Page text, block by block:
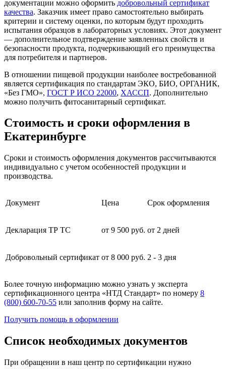
документации можно оформить добровольный сертификат
качества. Заказчик имеет право самостоятельно выбирать
критерии и систему оценки, по которым будут проходить
испытания образцов в лабораторных условиях. Этот документ
— дополнительное подтверждение заявленных свойств и
безопасности продукта, подчеркивающий его преимущества
для потребителя и партнеров.
В отношении пищевой продукции наиболее востребованной
является сертификация по стандартам ЭКО, БИО, ОРГАНИК,
«Без ГМО», ГОСТ Р ИСО 22000, ХАССП. Дополнительно
можно получить фитосанитарный сертификат.
Стоимость и сроки оформления в
Екатеринбурге
Сроки и стоимость оформления документов рассчитываются
индивидуально с учетом особенностей продукции и
производства.
Документ Цена Срок оформления
Декларация ТР ТС от 9 500 руб. от 2 дней
Добровольный сертификат от 8 000 руб. 2 - 3 дня
Более точную информацию можно узнать у эксперта
сертификационного центра «НТД Стандарт» по номеру 8
(800) 600-70-55 или заполнив форму на сайте.
Получить помощь в оформлении
Список необходимых документов
При обращении в наш центр по сертификации нужно